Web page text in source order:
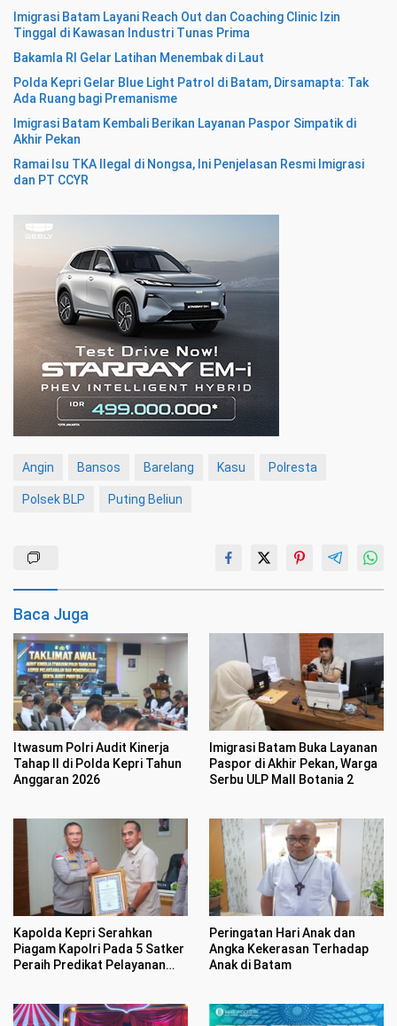
Imigrasi Batam Layani Reach Out dan Coaching Clinic Izin
Tinggal di Kawasan Industri Tunas Prima
Bakamla RI Gelar Latihan Menembak di Laut
Polda Kepri Gelar Blue Light Patrol di Batam, Dirsamapta: Tak
Ada Ruang bagi Premanisme
Imigrasi Batam Kembali Berikan Layanan Paspor Simpatik di
Akhir Pekan
Ramai Isu TKA Ilegal di Nongsa, Ini Penjelasan Resmi Imigrasi
dan PT CCYR
Angin Bansos Barelang Kasu Polresta
Polsek BLP Puting Beliun
Baca Juga
Itwasum Polri Audit Kinerja
Tahap II di Polda Kepri Tahun
Anggaran 2026
Imigrasi Batam Buka Layanan
Paspor di Akhir Pekan, Warga
Serbu ULP Mall Botania 2
Kapolda Kepri Serahkan
Piagam Kapolri Pada 5 Satker
Peraih Predikat Pelayanan
Peringatan Hari Anak dan
Angka Kekerasan Terhadap
Anak di Batam